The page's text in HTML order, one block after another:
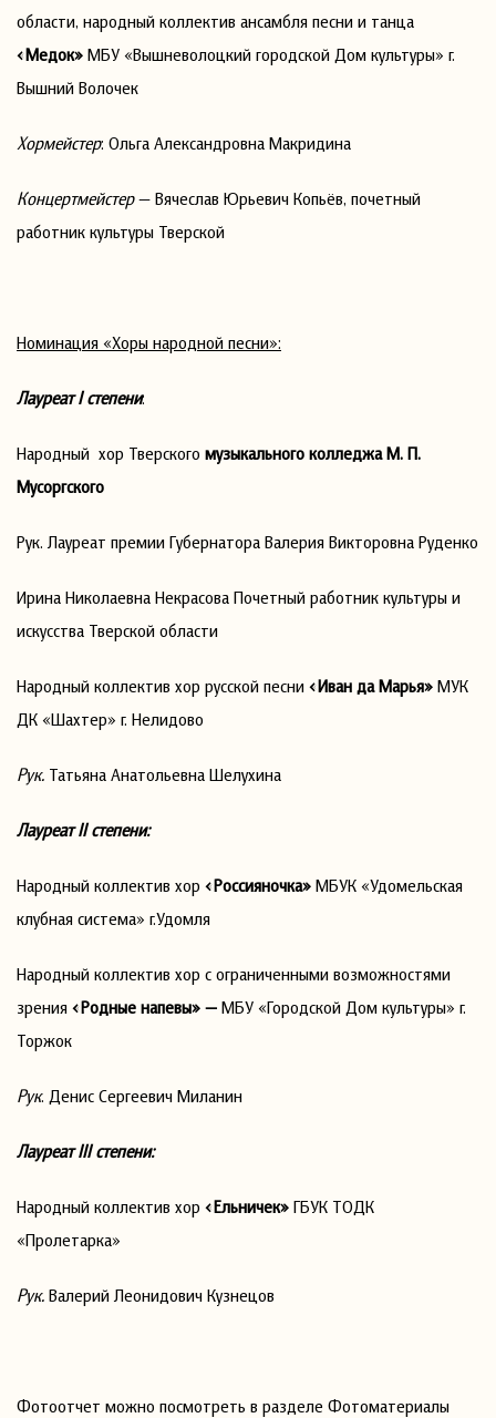
области, народный коллектив ансамбля песни и танца
«Медок» МБУ «Вышневолоцкий городской Дом культуры» г.
Вышний Волочек
Хормейстер: Ольга Александровна Макридина
Концертмейстер— Вячеслав Юрьевич Копьёв, почетный
работник культуры Тверской
Номинация «Хоры народной песни»:
ЛауреатIстепени:
Народный хор Тверского музыкального колледжа М. П.
Мусоргского
Рук. Лауреат премии Губернатора Валерия Викторовна Руденко
Ирина Николаевна Некрасова Почетный работник культуры и
искусства Тверской области
Народный коллектив хор русской песни «Иван да Марья» МУК
ДК «Шахтер» г. Нелидово
Рук. Татьяна Анатольевна Шелухина
ЛауреатIIстепени:
Народный коллектив хор «Россияночка» МБУК «Удомельская
клубная система» г.Удомля
Народный коллектив хор с ограниченными возможностями
зрения «Родные напевы» — МБУ «Городской Дом культуры» г.
Торжок
Рук. Денис Сергеевич Миланин
ЛауреатIIIстепени:
Народный коллектив хор «Ельничек» ГБУК ТОДК
«Пролетарка»
Рук. Валерий Леонидович Кузнецов
Фотоотчет можно посмотреть в разделе Фотоматериалы